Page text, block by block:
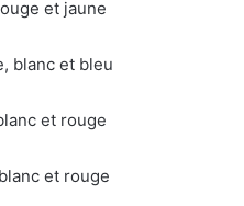
et jaune
blanc et bleu
et rouge
et rouge